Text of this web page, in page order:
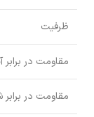
ظرفیت
مقاومت در برابر
مقاومت در